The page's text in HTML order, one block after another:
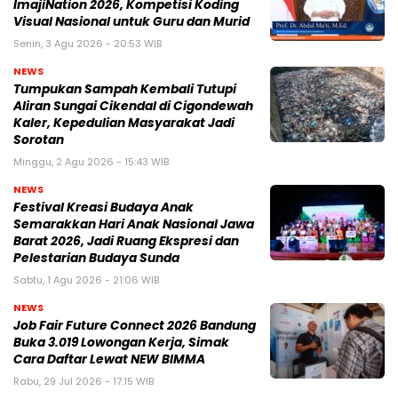
ImajiNation 2026, Kompetisi Koding
Visual Nasional untuk Guru dan Murid
Senin, 3 Agu 2026 - 20:53 WIB
NEWS
Tumpukan Sampah Kembali Tutupi
Aliran Sungai Cikendal di Cigondewah
Kaler, Kepedulian Masyarakat Jadi
Sorotan
Minggu, 2 Agu 2026 - 15:43 WIB
NEWS
Festival Kreasi Budaya Anak
Semarakkan Hari Anak Nasional Jawa
Barat 2026, Jadi Ruang Ekspresi dan
Pelestarian Budaya Sunda
Sabtu, 1 Agu 2026 - 21:06 WIB
NEWS
Job Fair Future Connect 2026 Bandung
Buka 3.019 Lowongan Kerja, Simak
Cara Daftar Lewat NEW BIMMA
Rabu, 29 Jul 2026 - 17:15 WIB